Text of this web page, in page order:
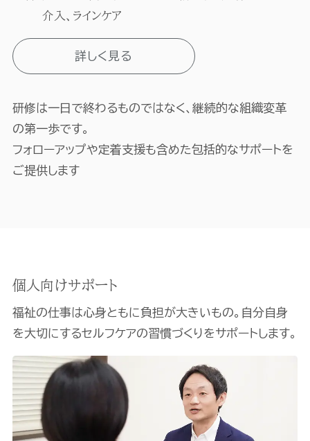
介入、ラインケア
詳しく見る
研修は一日で終わるものではなく、継続的な組織変革
の第一歩です。
フォローアップや定着支援も含めた包括的なサポートを
ご提供します
個人向けサポート
福祉の仕事は心身ともに負担が大きいもの。自分自身
を大切にするセルフケアの習慣づくりをサポートします。